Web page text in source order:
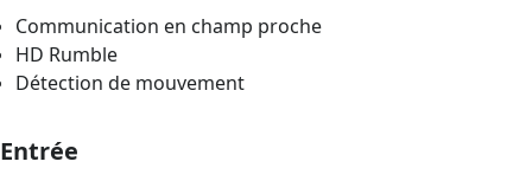
Communication en champ proche
HD Rumble
Détection de mouvement
Entrée